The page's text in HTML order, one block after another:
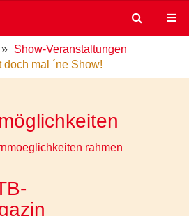
Show-Veranstaltungen
mal ´ne Show!